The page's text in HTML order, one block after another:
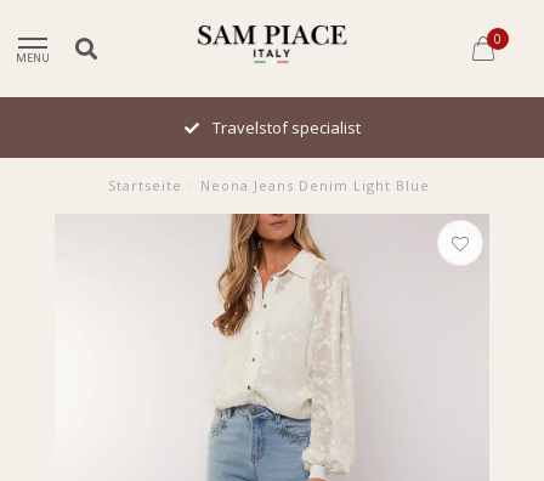
MENU
0
Travelstof specialist
Startseite Neona Jeans Denim Light Blue